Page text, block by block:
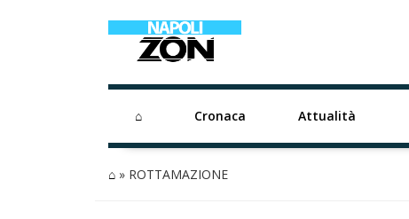
⌂ Cronaca Attualità
⌂ » ROTTAMAZIONE